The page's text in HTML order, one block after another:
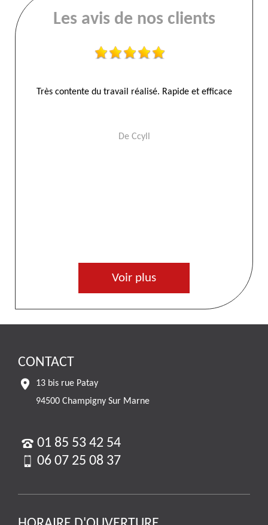
Les avis de nos clients
Très contente du travail réalisé. Rapide et efficace
De Ccyll
Voir plus
CONTACT
13 bis rue Patay
94500 Champigny Sur Marne
01 85 53 42 54
06 07 25 08 37